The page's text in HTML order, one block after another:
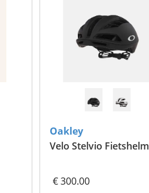
Oakley
Velo Stelvio Fietshelm
€ 300.00